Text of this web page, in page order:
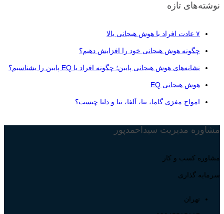
نوشته‌های تازه
۷ عادت افراد با هوش هیجانی بالا
چگونه هوش هیجانی خود را افزایش دهیم؟
نشانه‌های هوش هیجانی پایین؛ چگونه افراد با EQ پایین را بشناسیم؟
هوش هیجانی EQ
امواج مغزی گاما، بتا، آلفا، تتا و دلتا چیست؟
مشاوره مدیریت سیداحمدپور
مشاوره کسب و کار
سرمایه گذاری
تهران